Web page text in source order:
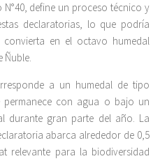
define un proceso técnico y
declaratorias, lo que podría
convierta en el octavo humedal
Ñuble.
a un humedal de tipo
con agua o bajo un
durante gran parte del año. La
abarca alrededor de 0,5
relevante para la biodiversidad